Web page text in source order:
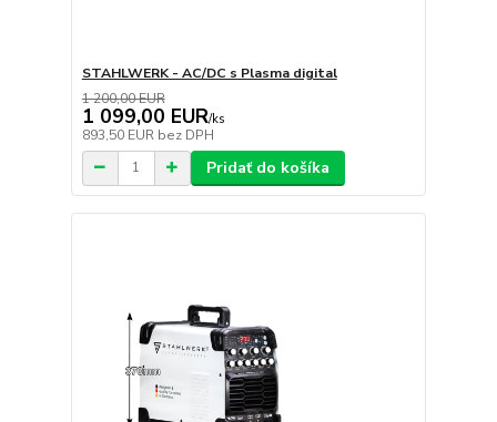
STAHLWERK - AC/DC s Plasma digital
1 200,00 EUR
1 099,00 EUR/ks
893,50 EUR bez DPH
Pridať do košíka